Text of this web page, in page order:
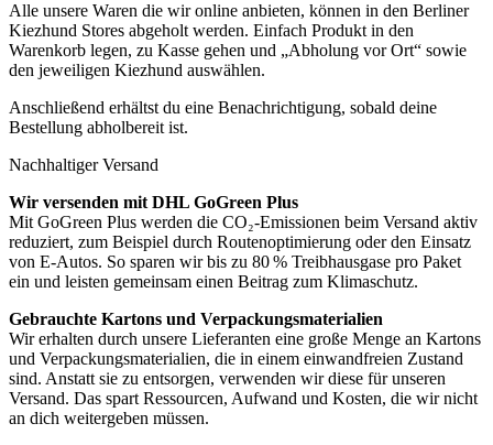
Alle unsere Waren die wir online anbieten, können in den Berliner
Kiezhund Stores abgeholt werden. Einfach Produkt in den
Warenkorb legen, zu Kasse gehen und „Abholung vor Ort“ sowie
den jeweiligen Kiezhund auswählen.
Anschließend erhältst du eine Benachrichtigung, sobald deine
Bestellung abholbereit ist.
Nachhaltiger Versand
Wir versenden mit DHL GoGreen Plus
Mit GoGreen Plus werden die CO₂-Emissionen beim Versand aktiv
reduziert, zum Beispiel durch Routenoptimierung oder den Einsatz
von E-Autos. So sparen wir bis zu 80 % Treibhausgase pro Paket
ein und leisten gemeinsam einen Beitrag zum Klimaschutz.
Gebrauchte Kartons und Verpackungsmaterialien
Wir erhalten durch unsere Lieferanten eine große Menge an Kartons
und Verpackungsmaterialien, die in einem einwandfreien Zustand
sind. Anstatt sie zu entsorgen, verwenden wir diese für unseren
Versand. Das spart Ressourcen, Aufwand und Kosten, die wir nicht
an dich weitergeben müssen.